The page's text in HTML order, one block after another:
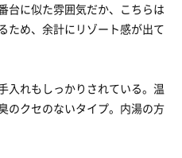
台に似た雰囲気だか、こちらは
ため、余計にリゾート感が出て
入れもしっかりされている。温
のクセのないタイプ。内湯の方